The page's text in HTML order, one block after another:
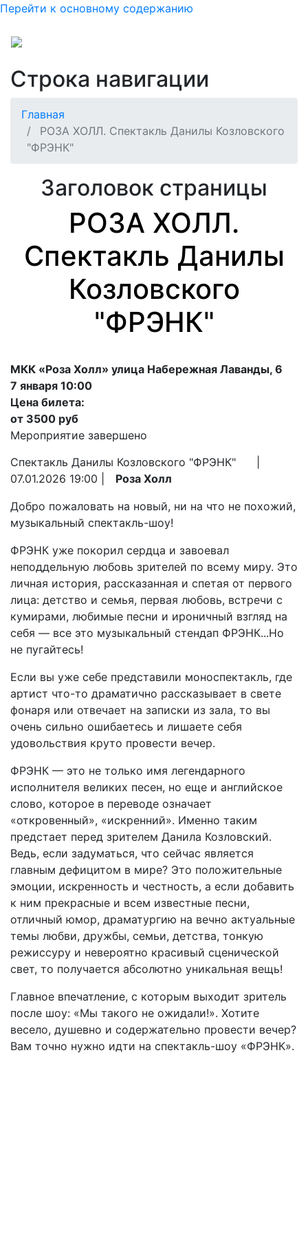
Перейти к основному содержанию
Строка навигации
Главная
РОЗА ХОЛЛ. Спектакль Данилы Козловского
"ФРЭНК"
Заголовок страницы
РОЗА ХОЛЛ.
Спектакль Данилы
Козловского
"ФРЭНК"
МКК «Роза Холл» улица Набережная Лаванды, 6
7 января 10:00
Цена билета:
от 3500 руб
Мероприятие завершено
Спектакль Данилы Козловского "ФРЭНК" |
07.01.2026 19:00 |
Роза Холл
Добро пожаловать на новый, ни на что не похожий,
музыкальный спектакль-шоу!
ФРЭНК уже покорил сердца и завоевал
неподдельную любовь зрителей по всему миру. Это
личная история, рассказанная и спетая от первого
лица: детство и семья, первая любовь, встречи с
кумирами, любимые песни и ироничный взгляд на
себя — все это музыкальный стендап ФРЭНК...Но
не пугайтесь!
Если вы уже себе представили моноспектакль, где
артист что-то драматично рассказывает в свете
фонаря или отвечает на записки из зала, то вы
очень сильно ошибаетесь и лишаете себя
удовольствия круто провести вечер.
ФРЭНК — это не только имя легендарного
исполнителя великих песен, но еще и английское
слово, которое в переводе означает
«откровенный», «искренний». Именно таким
предстает перед зрителем Данила Козловский.
Ведь, если задуматься, что сейчас является
главным дефицитом в мире? Это положительные
эмоции, искренность и честность, а если добавить
к ним прекрасные и всем известные песни,
отличный юмор, драматургию на вечно актуальные
темы любви, дружбы, семьи, детства, тонкую
режиссуру и невероятно красивый сценической
свет, то получается абсолютно уникальная вещь!
Главное впечатление, с которым выходит зритель
после шоу: «Мы такого не ожидали!». Хотите
весело, душевно и содержательно провести вечер?
Вам точно нужно идти на спектакль-шоу «ФРЭНК».